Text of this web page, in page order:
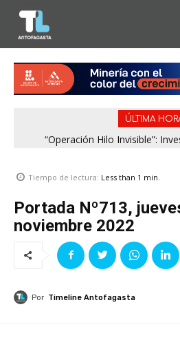
ÚLTIMA
“Operación Hilo Invisible”:
Tiempo de lectura: Less than 1 min.
Portada Nº713,
noviembre 2022
Por Timeline Antofagasta